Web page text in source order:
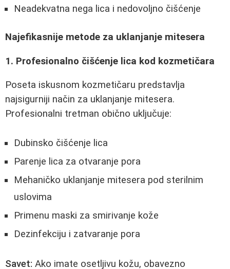
Neadekvatna nega lica i nedovoljno čišćenje
Najefikasnije metode za uklanjanje mitesera
1. Profesionalno čišćenje lica kod kozmetičara
Poseta iskusnom kozmetičaru predstavlja
najsigurniji način za uklanjanje mitesera.
Profesionalni tretman obično uključuje:
Dubinsko čišćenje lica
Parenje lica za otvaranje pora
Mehaničko uklanjanje mitesera pod sterilnim
uslovima
Primenu maski za smirivanje kože
Dezinfekciju i zatvaranje pora
Savet: Ako imate osetljivu kožu, obavezno